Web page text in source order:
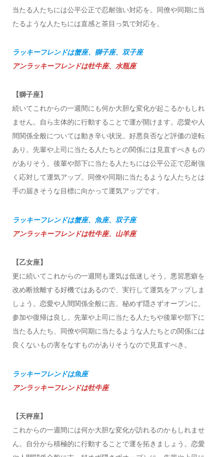
当たる人たちには公平公正で忍耐強い対応を。同僚や同期に当
たるような人たちには直感と茶目っ気で対応を。
ラッキーフレンドは蟹座、獅子座、双子座
アンラッキーフレンドは牡牛座、水瓶座
【獅子座】
続いてこれからの一週間にも何か大胆な変化が起こるかもしれ
ません。自ら主体的に行動することで運が開けます。恋愛や人
間関係全般については動き辛い状況。好悪良否など評価の逆転
あり。先輩や上司に当たる人たちとの関係には見直すべきもの
がありそう。後輩や部下に当たる人たちには公平公正で忍耐強
く応対して運気アップ。同僚や同期に当たるような人たちとは
手の届きそうな目標に向かって運気アップです。
ラッキーフレンドは蟹座、魚座、双子座
アンラッキーフレンドは牡牛座、山羊座
【乙女座】
更に続いてこれからの一週間も運気は低迷しそう。悪習悪癖を
改め断捨離する好機ではあるので、実行して運気をアップしま
しょう。恋愛や人間関係全般に吉。秘めず隠さずオープンに。
参加や復帰は良し。先輩や上司に当たる人たちや後輩や部下に
当たる人たち、同僚や同期に当たるような人たちとの関係には
良くないもの害をなすものがありそうなので見直すべき。
ラッキーフレンドは魚座
アンラッキーフレンドは牡牛座
【天秤座】
これからの一週間には何か大胆な変化が訪れるのかもしれませ
ん。自分から積極的に行動することで運を拓きましょう。恋愛